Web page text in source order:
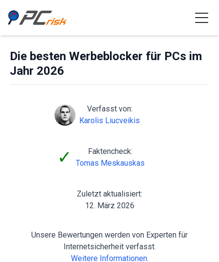
Die besten Werbeblocker für PCs im
Jahr 2026
Verfasst von:
Karolis Liucveikis
✓
Faktencheck:
Tomas Meskauskas
Zuletzt aktualisiert:
12. März 2026
Unsere Bewertungen werden von Experten für
Internetsicherheit verfasst.
Weitere Informationen.